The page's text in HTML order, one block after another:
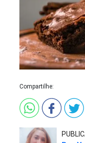
Compartilhe: